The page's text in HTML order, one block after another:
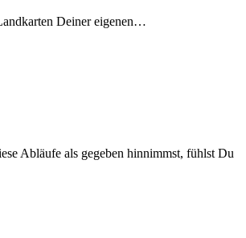
Dei­ner eige­nen…
Abläu­fe als gege­ben hin­nimmst, fühlst Du